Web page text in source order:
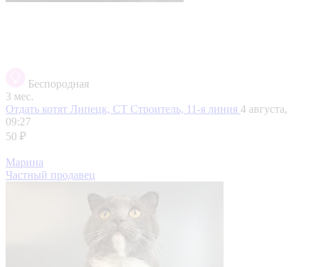
Беспородная
3 мес.
Отдать котят Липецк, СТ Строитель, 11-я линия 4 августа,
09:27
50 ₽
Марина
Частный продавец